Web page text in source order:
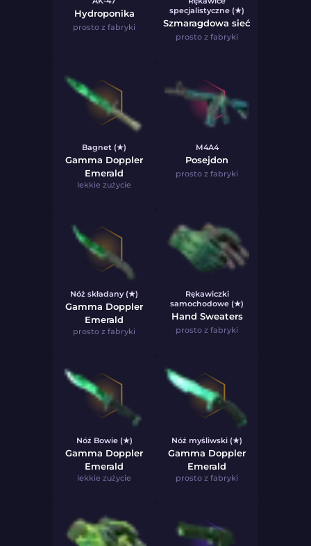
Hydroponika
prosto z fabryki
specjalistyczne (★)
Szmaragdowa sieć
prosto z fabryki
Bagnet (★)
Gamma Doppler
Emerald
lekkie zużycie
M4A4
Posejdon
prosto z fabryki
Nóż składany (★)
Gamma Doppler
Emerald
prosto z fabryki
Rękawiczki
samochodowe (★)
Hand Sweaters
prosto z fabryki
Nóż Bowie (★)
Gamma Doppler
Emerald
lekkie zużycie
Nóż myśliwski (★)
Gamma Doppler
Emerald
prosto z fabryki